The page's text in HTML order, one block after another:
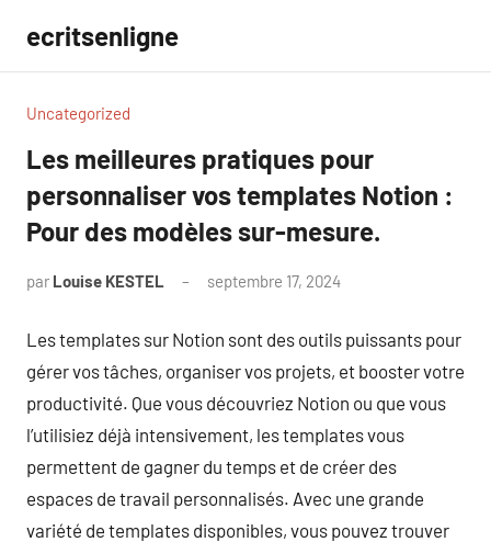
contenu
ecritsenligne
Uncategorized
Les meilleures pratiques pour
personnaliser vos templates Notion :
Pour des modèles sur-mesure.
par Louise KESTEL septembre 17, 2024
Les templates sur Notion sont des outils puissants pour
gérer vos tâches, organiser vos projets, et booster votre
productivité. Que vous découvriez Notion ou que vous
l’utilisiez déjà intensivement, les templates vous
permettent de gagner du temps et de créer des
espaces de travail personnalisés. Avec une grande
variété de templates disponibles, vous pouvez trouver